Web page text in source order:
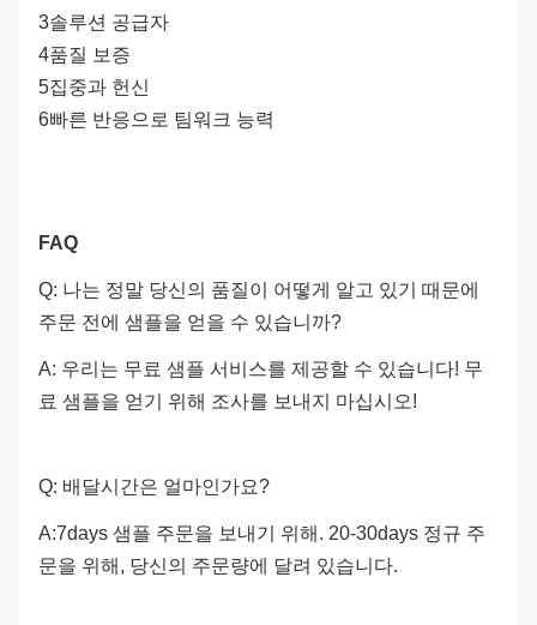
3솔루션 공급자
4품질 보증
5집중과 헌신
6빠른 반응으로 팀워크 능력
FAQ
Q: 나는 정말 당신의 품질이 어떻게 알고 있기 때문에
주문 전에 샘플을 얻을 수 있습니까?
A: 우리는 무료 샘플 서비스를 제공할 수 있습니다! 무
료 샘플을 얻기 위해 조사를 보내지 마십시오!
Q: 배달시간은 얼마인가요?
A:7days 샘플 주문을 보내기 위해. 20-30days 정규 주
문을 위해, 당신의 주문량에 달려 있습니다.